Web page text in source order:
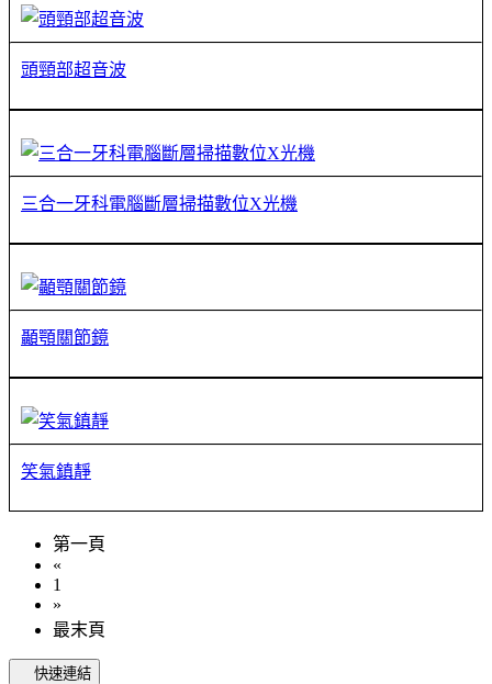
頭頸部超音波
三合一牙科電腦斷層掃描數位X光機
顳顎關節鏡
笑氣鎮靜
第一頁
«
1
»
最末頁
快速連結